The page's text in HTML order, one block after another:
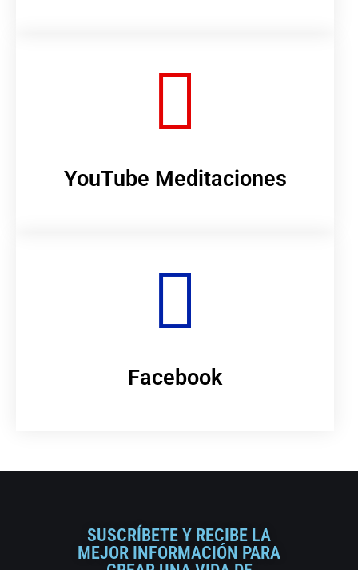
YouTube Meditaciones
Facebook
SUSCRÍBETE Y RECIBE LA
MEJOR INFORMACIÓN PARA